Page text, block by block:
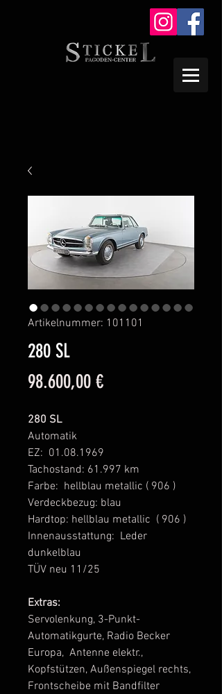
Artikelnummer: 101101
280 SL
98.600,00 €Preis
280 SL
Automatik
EZ: 01.08.1969
Tachostand: 61.997 km
Farbe: hellblau metallic ( 906 )
Verdeckbezug: blau
Hardtop: hellblau metallic ( 906 )
Innenausstattung: Leder
dunkelblau
TÜV neu 11/25
Extras:
Servolenkung, 3-Punkt-
Automatikgurte, Radio Becker
Europa, Antenne elektr.,
Kopfstützen, Außenspiegel rechts,
Frontscheibe mit Bandfilter